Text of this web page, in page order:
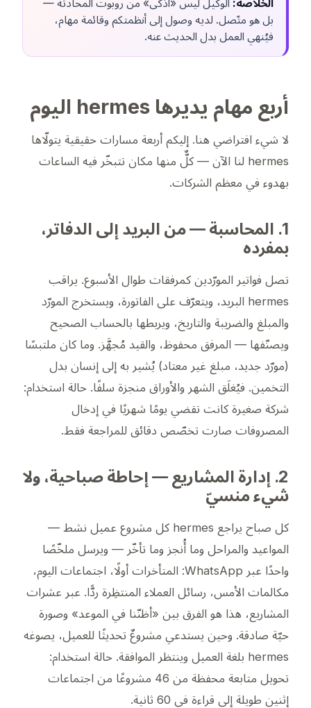
الخلاصة: الوكيل ليس «أذكى» من روبوت المحادثة —
بل هو متّصل. لديه وصول إلى أنظمتكم وقائمة مهام،
فيُنهي العمل بدل الحديث عنه.
أربع مهام يديرها hermes اليوم
لا شيء افتراضي هنا. إليكم أربعة مسارات حقيقية يتولّاها
hermes لنا الآن — كلٌّ منها مكان تتبخّر فيه الساعات
بهدوء في معظم الشركات.
1. المحاسبة — من البريد إلى الدفاتر،
بمفرده
تصل فواتير المورّدين كمرفقات طوال الأسبوع. يراقب
hermes البريد، ويتعرّف على الفاتورة، ويستخرج المورّد
والمبلغ والضريبة والتاريخ، ويربطها بالحساب الصحيح
ويصنّفها — المرفق محفوظ، والقيد مُجهَّز. وما كان ملتبسًا
(مورّد جديد، مبلغ غير معتاد) يُشير به إلى إنسان بدل
التخمين. فيُغلَق الشهر والأوراق منجزة سلفًا. حالة استخدام:
شركة صغيرة كانت تقضي يومًا شهريًا في إدخال
المصروفات صارت تخصّص دقائق للمراجعة فقط.
2. إدارة المشاريع — إحاطة صباحية، ولا
شيء منسيّ
كل صباح يراجع hermes كل مشروع عميل نشط —
المواعيد والمراحل وما أُنجز وما تأخّر — ويرسل ملخّصًا
واحدًا عبر WhatsApp: المتأخرات أولًا، اجتماعات اليوم،
مكالمات الأمس، رسائل العملاء المنتظِرة ردًّا. عبر عشرات
المشاريع، هذا هو الفرق بين «أظنّنا في الموعد» وصورة
حيّة صادقة. وحين يستدعي مشروعٌ تحديثًا للعميل، يصوغه
hermes بلغة العميل وينتظر الموافقة.
حالة استخدام:
تحويل متابعة محفظة من 46 مشروعًا من اجتماعات
إثنين طويلة إلى قراءة في 60 ثانية.